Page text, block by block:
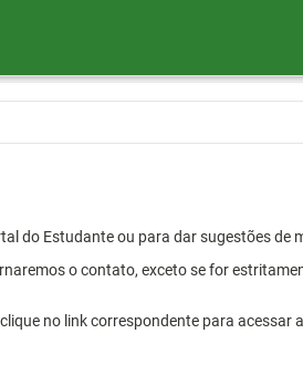
do Estudante ou para dar sugestões de
o contato, exceto se for
no link correspondente para acessar